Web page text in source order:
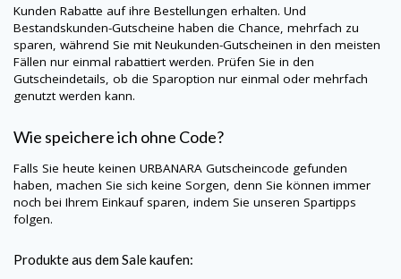
Kunden Rabatte auf ihre Bestellungen erhalten. Und
Bestandskunden-Gutscheine haben die Chance, mehrfach zu
sparen, während Sie mit Neukunden-Gutscheinen in den meisten
Fällen nur einmal rabattiert werden. Prüfen Sie in den
Gutscheindetails, ob die Sparoption nur einmal oder mehrfach
genutzt werden kann.
Wie speichere ich ohne Code?
Falls Sie heute keinen URBANARA Gutscheincode gefunden
haben, machen Sie sich keine Sorgen, denn Sie können immer
noch bei Ihrem Einkauf sparen, indem Sie unseren Spartipps
folgen.
Produkte aus dem Sale kaufen: